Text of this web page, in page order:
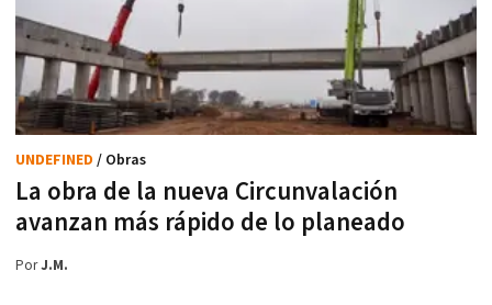
La obra de la nueva Circunvalación
avanzan más rápido de lo planeado
UNDEFINED / Obras
PorJ.M.